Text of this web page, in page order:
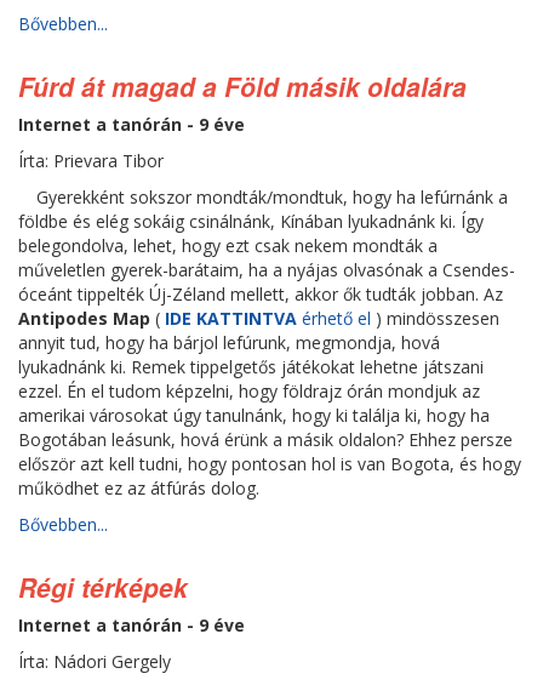
Bővebben...
Fúrd át magad a Föld másik oldalára
Internet a tanórán - 9 éve
Írta: Prievara Tibor
Gyerekként sokszor mondták/mondtuk, hogy ha lefúrnánk a
földbe és elég sokáig csinálnánk, Kínában lyukadnánk ki. Így
belegondolva, lehet, hogy ezt csak nekem mondták a
műveletlen gyerek-barátaim, ha a nyájas olvasónak a Csendes-
óceánt tippelték Új-Zéland mellett, akkor ők tudták jobban. Az
Antipodes Map ( IDE KATTINTVA érhető el ) mindösszesen
annyit tud, hogy ha bárjol lefúrunk, megmondja, hová
lyukadnánk ki. Remek tippelgetős játékokat lehetne játszani
ezzel. Én el tudom képzelni, hogy földrajz órán mondjuk az
amerikai városokat úgy tanulnánk, hogy ki találja ki, hogy ha
Bogotában leásunk, hová érünk a másik oldalon? Ehhez persze
először azt kell tudni, hogy pontosan hol is van Bogota, és hogy
működhet ez az átfúrás dolog.
Bővebben...
Régi térképek
Internet a tanórán - 9 éve
Írta: Nádori Gergely